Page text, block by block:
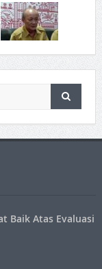
Baik Atas Evaluasi